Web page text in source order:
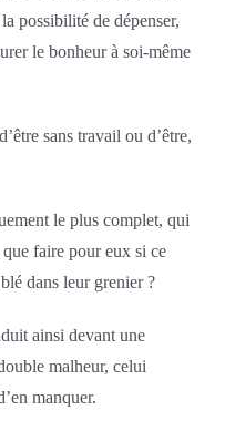
possibilité de dépenser,
le bonheur à soi-même
sans travail ou d’être,
le plus complet, qui
faire pour eux si ce
dans leur grenier ?
ainsi devant une
malheur, celui
manquer.